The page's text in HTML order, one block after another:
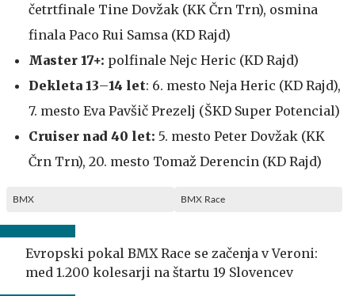
četrtfinale Tine Dovžak (KK Črn Trn), osmina
finala Paco Rui Samsa (KD Rajd)
Master 17+: polfinale Nejc Heric (KD Rajd)
Dekleta 13–14 let: 6. mesto Neja Heric (KD Rajd),
7. mesto Eva Pavšič Prezelj (ŠKD Super Potencial)
Cruiser nad 40 let: 5. mesto Peter Dovžak (KK
Črn Trn), 20. mesto Tomaž Derencin (KD Rajd)
BMX BMX Race
Evropski pokal BMX Race se začenja v Veroni:
med 1.200 kolesarji na štartu 19 Slovencev